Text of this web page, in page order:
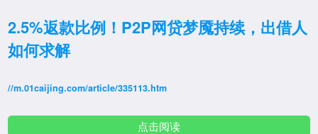
2.5%返款比例！P2P网贷梦魇持续，出借人
如何求解
//m.01caijing.com/article/335113.htm
点击阅读